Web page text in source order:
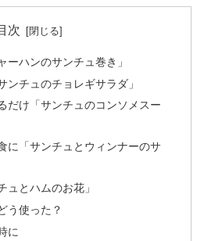
次
ーハンのサンチュ巻き」
ンチュのチョレギサラダ」
だけ「サンチュのコンソメスー
に「サンチュとウィンナーのサ
ュとハムのお花」
う使った？
に